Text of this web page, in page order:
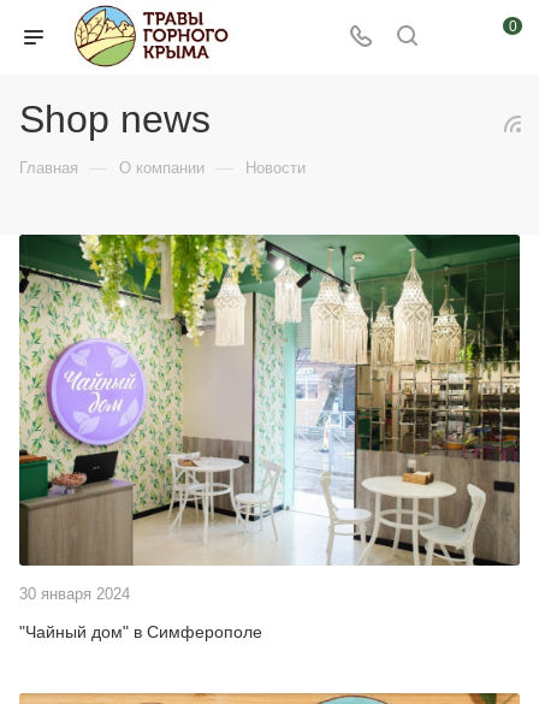
0
Shop news
Главная — О компании — Новости
30 января 2024
"Чайный дом" в Симферополе